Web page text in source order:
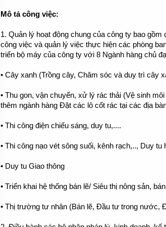
Mô tả công việc:
1. Quản lý hoạt động chung của công ty bao
công việc và quản lý việc thực hiện các phòng
triển bộ máy của công ty với 8 Ngành hàng chủ
• Cây xanh (Trồng cây, Chăm sóc và duy trì cây
• Thu gon, vận chuyển, xử lý rác thải (Vệ sinh
thêm ngành hàng Đặt các lô cốt rác tại các địa
• Thi công điện chiếu sáng, duy tu,....
• Thi công nạo vét sông suối, kênh rạch,.., Duy
• Duy tu Giao thông
• Triển khai hệ thống bán lẽ/ Siêu thị nông sản,
• Thị trường tư nhân (Bán lẽ, Đầu tư trong nước,